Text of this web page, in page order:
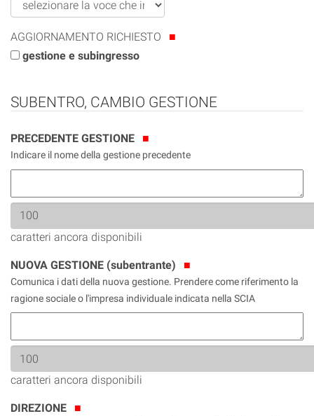
AGGIORNAMENTO RICHIESTO
gestione e subingresso
SUBENTRO, CAMBIO GESTIONE
PRECEDENTE GESTIONE
Indicare il nome della gestione precedente
caratteri ancora disponibili
NUOVA GESTIONE (subentrante)
Comunica i dati della nuova gestione. Prendere come riferimento la
ragione sociale o l'impresa individuale indicata nella SCIA
caratteri ancora disponibili
DIREZIONE